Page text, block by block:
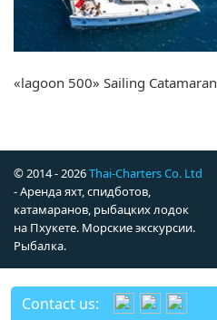
«lagoon 500» Sailing Catamaran
© 2014 - 2026Thai-Charters Co. Ltd
- Аренда яхт, спидботов,
катамаранов, рыбацких лодок
на Пхукете. Морские экскурсии.
Рыбалка.
Contact us: